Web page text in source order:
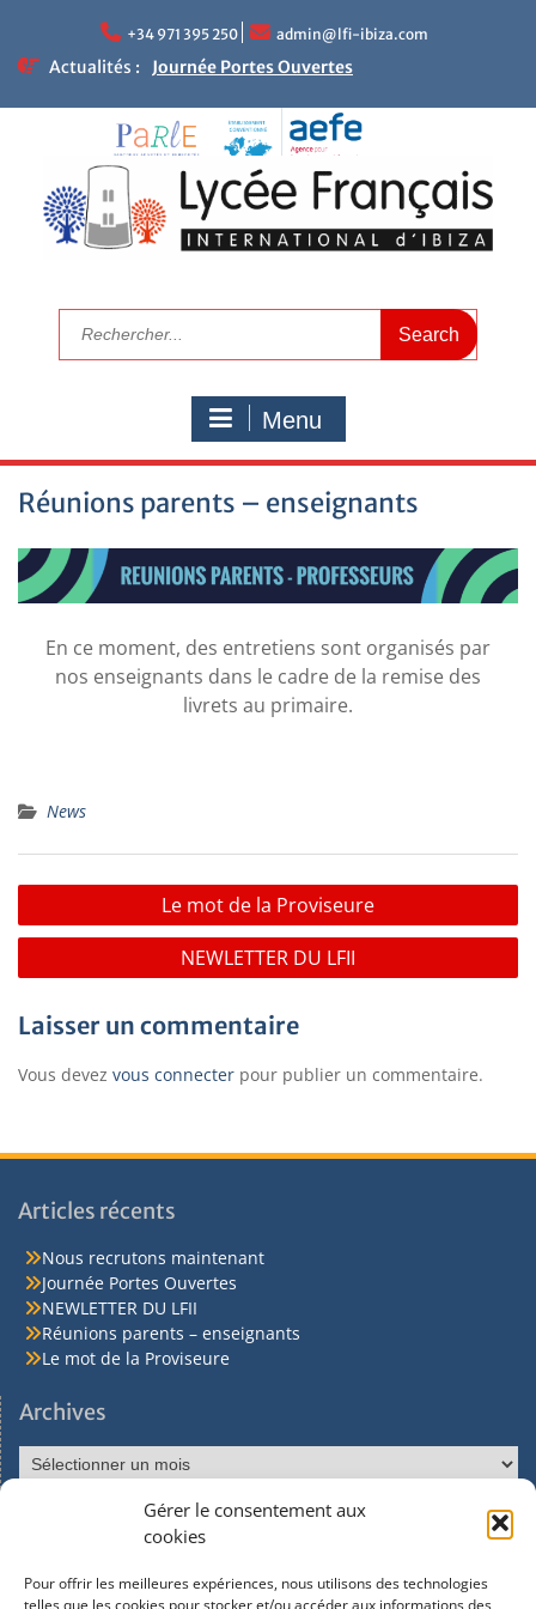
Gérer le consentement aux
cookies
Pour offrir les meilleures expériences, nous utilisons des technologies
telles que les cookies pour stocker et/ou accéder aux informations des
+34 971 395 250 admin@lfi-ibiza.com
Actualités :
Journée Portes Ouvertes
Réunions parents – enseignants
Le mot de la Proviseure
Résultats académiques
Calendrier de rentrée 2025
Calendrier scolaire
Visitez le LFI
Menu
Réunions parents – enseignants
En ce moment, des entretiens sont organisés par
nos enseignants dans le cadre de la remise des
livrets au primaire.
News
Le mot de la Proviseure
NEWLETTER DU LFII
Laisser un commentaire
Vous devez vous connecter pour publier un commentaire.
Articles récents
Nous recrutons maintenant
Journée Portes Ouvertes
NEWLETTER DU LFII
Réunions parents – enseignants
Le mot de la Proviseure
Archives
Réseaux sociaux
Facebook